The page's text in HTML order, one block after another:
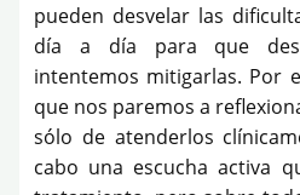
pueden desvelar las
día a día para que
intentemos mitigarlas. Por
que nos paremos a
sólo de atenderlos
cabo una escucha activa